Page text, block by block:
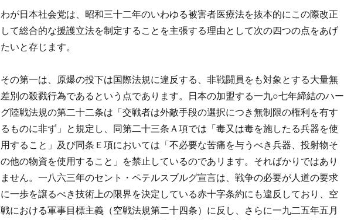
わが日本社会党は、昭和三十二年のいわゆる被害者医療法を抜本的にこの際改正
して総合的な援護立法を制定することを主張する理由として次の四つの点をあげ
たいと存じます。
その第一は、原爆の投下は国際法規に違反する、非戦闘員をも対象とする大量無
差別の殺戮行為であるという点であります。日本の加盟する一九○七年締結のハー
グ陸戦法規の第二十二条は「交戦者は外敵手段の選択につき無制限の権利を有す
るものに非ず」と規定し、同第二十三条Ａ項では「毒又は毒を施したる兵器を使
用すること」及び同条Ｅ項においては「不必要な苦痛を与うべき兵器、投射物そ
の他の物資を使用すること」を禁止しているのであリます。そればかりではあり
ません。一八六三年のセント・ペテルスブルグ宣言は、戦争の必要が人道の要求
に一歩を譲るべき技術上の限界を決定している赤十字条約にも違反しており、空
戦における軍事目標主義（空戦法規第二十四条）に反し、さらに一九二五年五月